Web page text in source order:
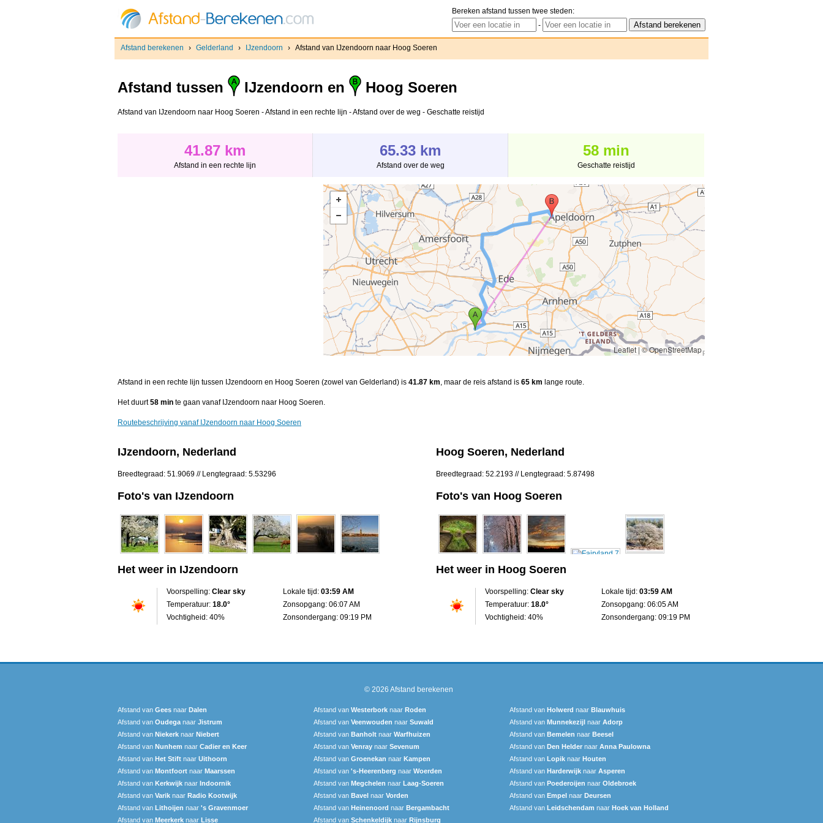
Bereken afstand tussen twee steden:
-
Afstand berekenen › Gelderland › IJzendoorn › Afstand van IJzendoorn naar Hoog Soeren
Afstand tussen IJzendoorn en Hoog Soeren
Afstand van IJzendoorn naar Hoog Soeren - Afstand in een rechte lijn - Afstand over de weg - Geschatte reistijd
41.87 km
Afstand in een rechte lijn
65.33 km
Afstand over de weg
58 min
Geschatte reistijd
Leaflet|© OpenStreetMap
Afstand in een rechte lijn tussen IJzendoorn en Hoog Soeren (zowel van Gelderland) is 41.87 km, maar de reis afstand is 65 km lange route.
Het duurt58 min te gaan vanaf IJzendoorn naar Hoog Soeren.
Routebeschrijving vanaf IJzendoorn naar Hoog Soeren
IJzendoorn, Nederland
Breedtegraad: 51.9069 // Lengtegraad: 5.53296
Foto's van IJzendoorn
Het weer in IJzendoorn
Voorspelling: Clear sky
Temperatuur: 18.0°
Vochtigheid: 40%
Lokale tijd: 03:59 AM
Zonsopgang: 06:07 AM
Zonsondergang: 09:19 PM
Hoog Soeren, Nederland
Breedtegraad: 52.2193 // Lengtegraad: 5.87498
Foto's van Hoog Soeren
Het weer in Hoog Soeren
Voorspelling: Clear sky
Temperatuur: 18.0°
Vochtigheid: 40%
Lokale tijd: 03:59 AM
Zonsopgang: 06:05 AM
Zonsondergang: 09:19 PM
© 2026 Afstand berekenen
Afstand van Gees naar Dalen Afstand van Westerbork naar Roden Afstand van Holwerd naar Blauwhuis
Afstand van Oudega naar Jistrum Afstand van Veenwouden naar Suwald Afstand van Munnekezijl naar Adorp
Afstand van Niekerk naar Niebert Afstand van Banholt naar Warfhuizen Afstand van Bemelen naar Beesel
Afstand van Nunhem naar Cadier en Keer Afstand van Venray naar Sevenum Afstand van Den Helder naar Anna Paulowna
Afstand van Het Stift naar Uithoorn Afstand van Groenekan naar Kampen Afstand van Lopik naar Houten
Afstand van Montfoort naar Maarssen Afstand van 's-Heerenberg naar Woerden Afstand van Harderwijk naar Asperen
Afstand van Kerkwijk naar Indoornik Afstand van Megchelen naar Laag-Soeren Afstand van Poederoijen naar Oldebroek
Afstand van Varik naar Radio Kootwijk Afstand van Bavel naar Vorden Afstand van Empel naar Deursen
Afstand van Lithoijen naar 's Gravenmoer Afstand van Heinenoord naar Bergambacht Afstand van Leidschendam naar Hoek van Holland
Afstand van Meerkerk naar Lisse Afstand van Schenkeldijk naar Rijnsburg